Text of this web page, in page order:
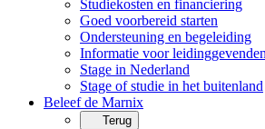
Studiekosten en financiering
Goed voorbereid starten
Ondersteuning en begeleiding
Informatie voor leidinggevenden
Stage in Nederland
Stage of studie in het buitenland
Beleef de Marnix
Terug